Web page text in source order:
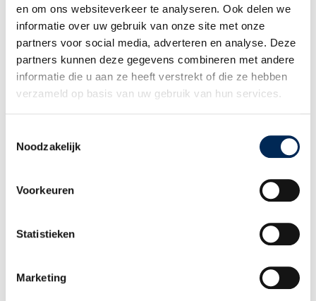
en om ons websiteverkeer te analyseren. Ook delen we
informatie over uw gebruik van onze site met onze
partners voor social media, adverteren en analyse. Deze
partners kunnen deze gegevens combineren met andere
informatie die u aan ze heeft verstrekt of die ze hebben
verzameld op basis van uw gebruik van hun services.
Noodzakelijk
Voorkeuren
Statistieken
Marketing
Vue d’ensemble des thèmes
Subvention sur les charges patronales lors des premiers
engagements en Belgique : réduction groupe cible
Réduisez vos coûts patronaux pour vos premiers salariés en